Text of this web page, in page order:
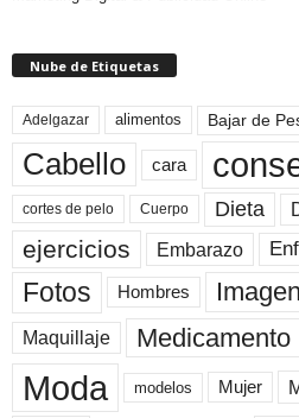
Nube de Etiquetas
Adelgazar alimentos Bajar de
Cabello cara
cortes de pelo Cuerpo Dieta
ejercicios Embarazo
Fotos Hombres
Maquillaje Medicamento
Moda modelos Mujer